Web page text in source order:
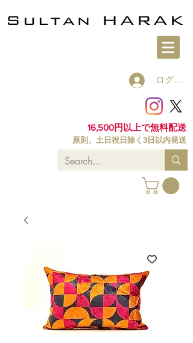
ログイン
16,500円以上で無料配送
原則、土日祝日除く3日以内発送